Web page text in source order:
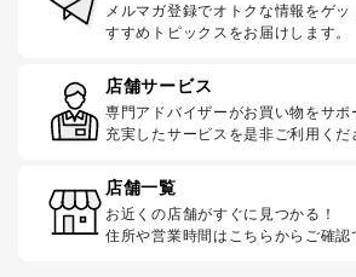
メルマガ登録でオトクな情報をゲ
すすめトピックスをお届けします。
店舗サービス
専門アドバイザーがお買い物をサポ
充実したサービスを是非ご利用くだ
店舗一覧
お近くの店舗がすぐに見つかる！
住所や営業時間はこちらからご確認